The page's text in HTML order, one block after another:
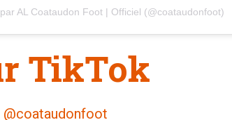
AL Coataudon Foot | Officiel (@coataudonfoot)
TikTok
@coataudonfoot